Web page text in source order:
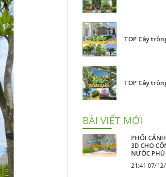
TOP Cây
TOP Cây
BÀI VIẾT MỚI
PHỐI
3D CHO
NƯỚC
21:41 07/